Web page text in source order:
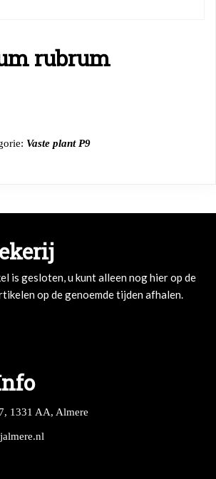
rubrum
Vaste plant P9
is gesloten, u kunt alleen nog hier op de
op de genoemde tijden afhalen.
1331 AA, Almere